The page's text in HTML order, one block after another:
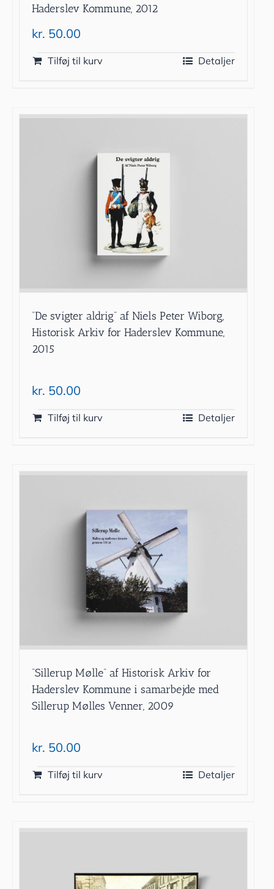
Haderslev Kommune, 2012
kr. 50.00
Tilføj til kurv Detaljer
”De svigter aldrig” af Niels Peter Wiborg,
Historisk Arkiv for Haderslev Kommune,
2015
kr. 50.00
Tilføj til kurv Detaljer
”Sillerup Mølle” af Historisk Arkiv for
Haderslev Kommune i samarbejde med
Sillerup Mølles Venner, 2009
kr. 50.00
Tilføj til kurv Detaljer